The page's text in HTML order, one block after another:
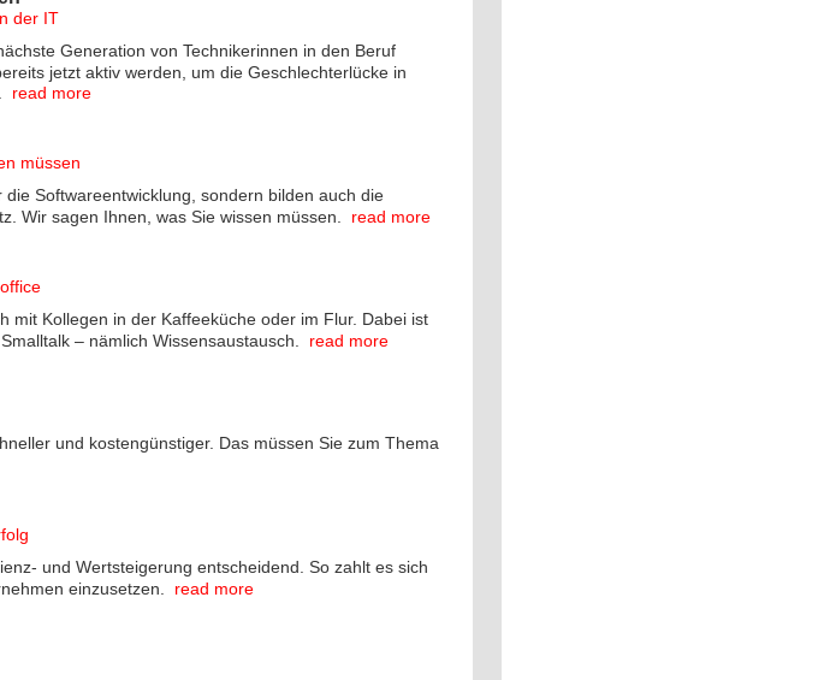
der IT
Generation von Technikerinnen in den Beruf
jetzt aktiv werden, um die Geschlechterlücke in
read more
müssen
Softwareentwicklung, sondern bilden auch die
Wir sagen Ihnen, was Sie wissen müssen.
read more
mit Kollegen in der Kaffeeküche oder im Flur. Dabei ist
– nämlich Wissensaustausch.
read more
und kostengünstiger. Das müssen Sie zum Thema
und Wertsteigerung entscheidend. So zahlt es sich
einzusetzen.
read more